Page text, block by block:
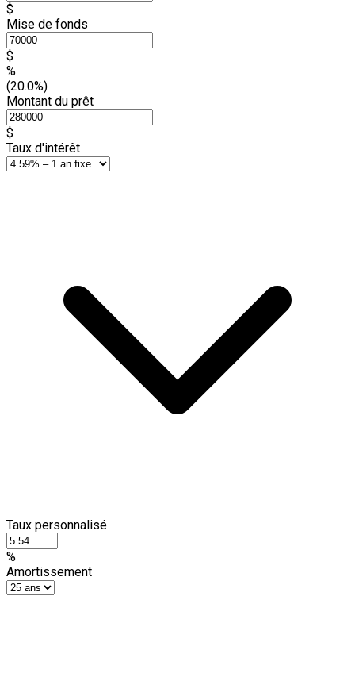
$
Mise de fonds
$
%
(20.0%)
Montant du prêt
$
Taux d'intérêt
Taux personnalisé
%
Amortissement